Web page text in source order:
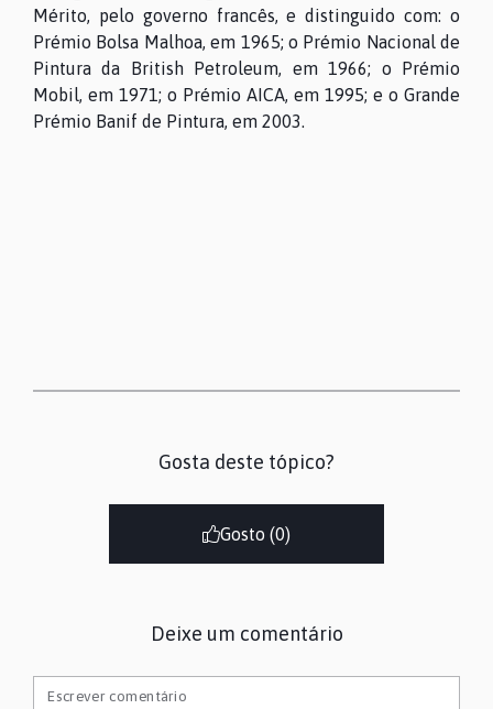
Mérito, pelo governo francês, e distinguido com: o
Prémio Bolsa Malhoa, em 1965; o Prémio Nacional de
Pintura da British Petroleum, em 1966; o Prémio
Mobil, em 1971; o Prémio AICA, em 1995; e o Grande
Prémio Banif de Pintura, em 2003.
Gosta deste tópico?
Gosto (0)
Deixe um comentário
Escrever comentário